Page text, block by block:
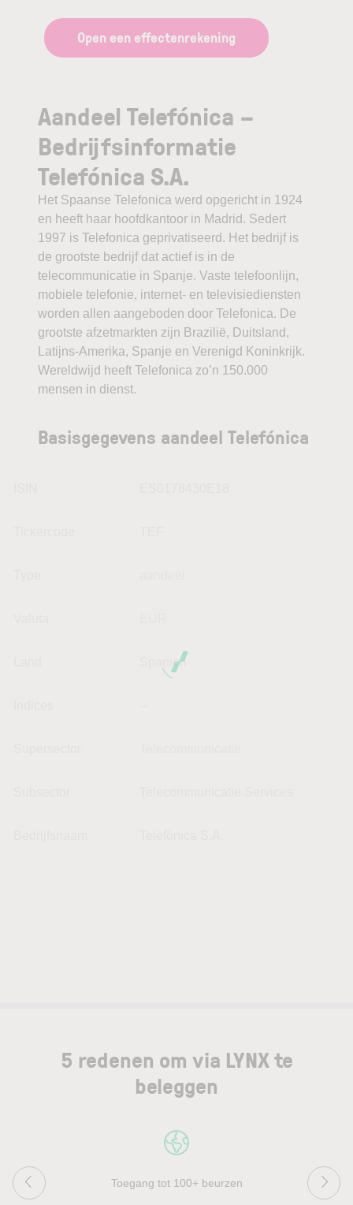
Open een effectenrekening
Aandeel Telefónica –
Bedrijfsinformatie
Telefónica S.A.
Het Spaanse Telefonica werd opgericht in 1924
en heeft haar hoofdkantoor in Madrid. Sedert
1997 is Telefonica geprivatiseerd. Het bedrijf is
de grootste bedrijf dat actief is in de
telecommunicatie in Spanje. Vaste telefoonlijn,
mobiele telefonie, internet- en televisiediensten
worden allen aangeboden door Telefonica. De
grootste afzetmarkten zijn Brazilië, Duitsland,
Latijns-Amerika, Spanje en Verenigd Koninkrijk.
Wereldwijd heeft Telefonica zo’n 150.000
mensen in dienst.
Basisgegevens aandeel Telefónica
Spanien
5 redenen om via LYNX te
beleggen
Toegang tot 100+ beurzen